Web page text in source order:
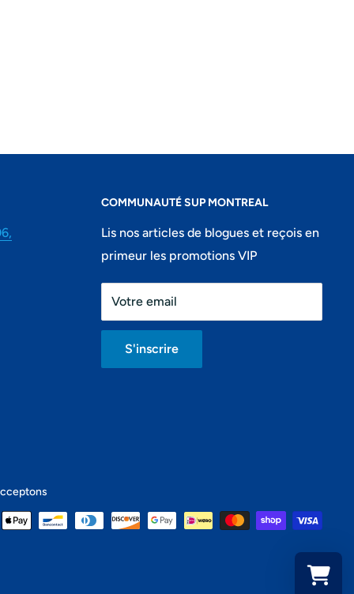
COMMUNAUTÉ SUP MONTREAL
Lis nos articles de blogues et reçois en
primeur les promotions VIP
Votre email
S'inscrire